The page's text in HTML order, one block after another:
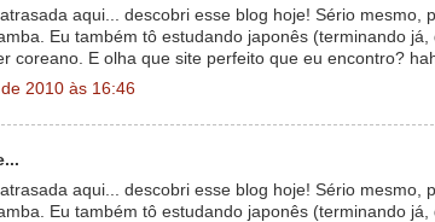
aqui... descobri esse blog hoje! Sério mesmo,
Eu também tô estudando japonês (terminando
coreano. E olha que site perfeito que eu encontro?
2010 às 16:46
aqui... descobri esse blog hoje! Sério mesmo,
Eu também tô estudando japonês (terminando